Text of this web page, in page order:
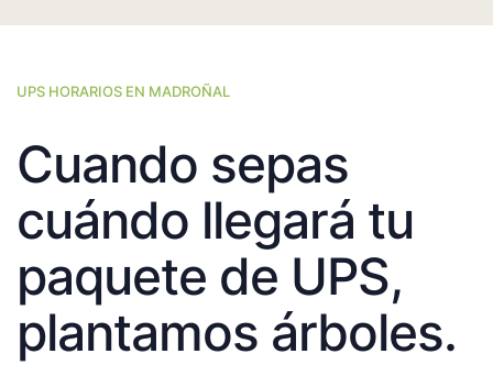
UPS HORARIOS EN MADROÑAL
Cuando sepas
cuándo llegará tu
paquete de UPS,
plantamos árboles.